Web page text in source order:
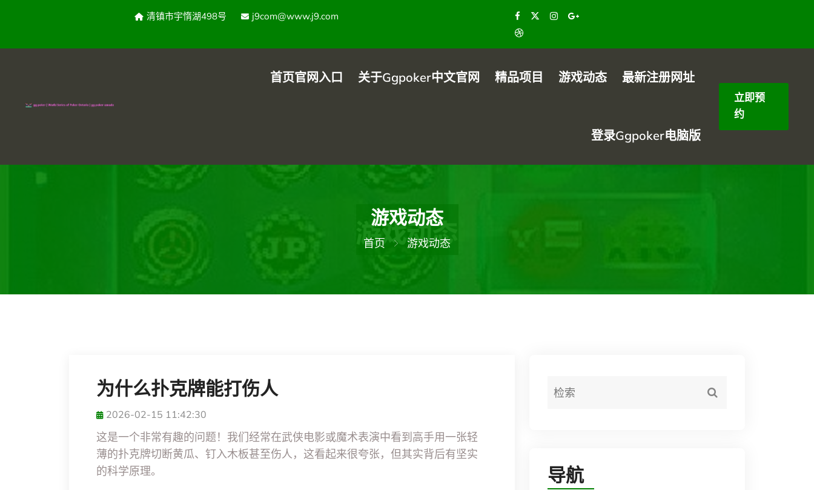
清镇市宇惰湖498号 j9com@www.j9.com
首页官网入口 关于ggpoker中文官网 精品项目 游戏动态 最新注册网址
登录ggpoker电脑版
立即预
约
游戏动态
首页 游戏动态
为什么扑克牌能打伤人
2026-02-15 11:42:30
这是一个非常有趣的问题！我们经常在武侠电影或魔术表演中看到高手用一张轻
薄的扑克牌切断黄瓜、钉入木板甚至伤人，这看起来很夸张，但其实背后有坚实
的科学原理。
导航